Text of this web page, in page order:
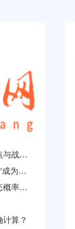
2026世界杯裁判沟通系统：多语同传技术的演进临界点与战略价值重构
**2026世界杯革命：毫米级越位判罚如何让“争议悬案”成为历史**
加时赛生理负荷极限：2026世界杯肌肉损伤风险的动态概率预测
算？